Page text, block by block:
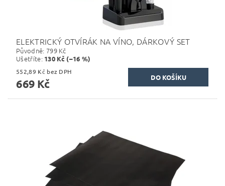
ELEKTRICKÝ OTVÍRÁK NA VÍNO, DÁRKOVÝ SET
Původně: 799 Kč
Ušetříte: 130 Kč (–16 %)
552,89 Kč bez DPH
669 Kč